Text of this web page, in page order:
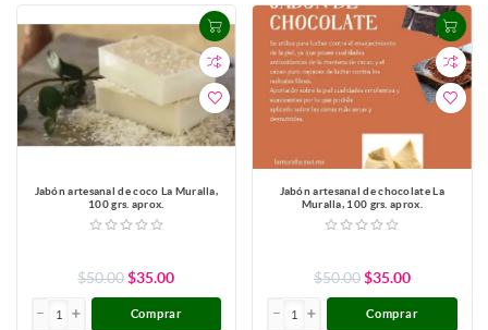
Jabón artesanal de coco La Muralla,
100 grs. aprox.
$50.00 $35.00
Comprar
Jabón artesanal de chocolate La
Muralla, 100 grs. aprox.
$50.00 $35.00
Comprar